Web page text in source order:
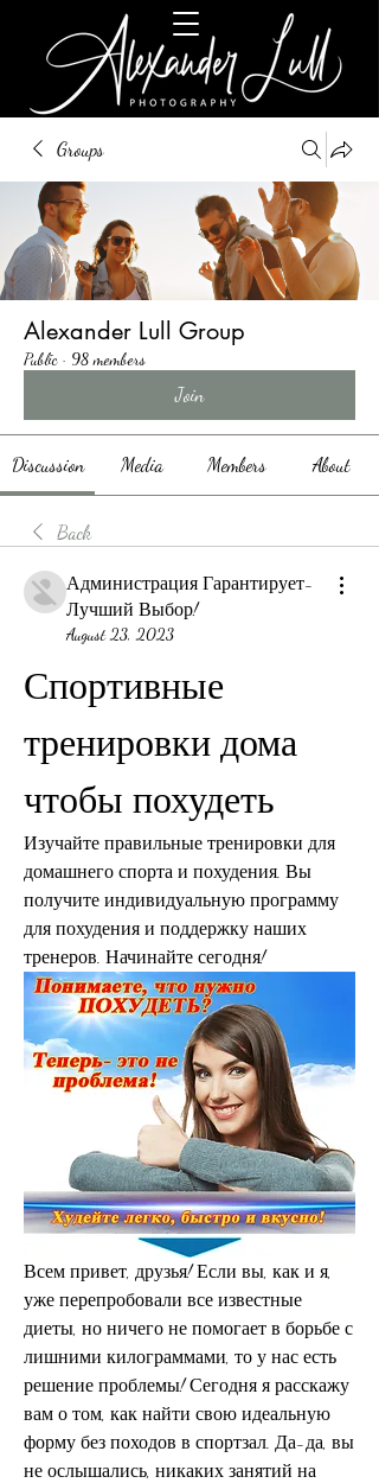
Groups
Alexander Lull Group
Public · 98 members
Join
Discussion Media Members About
Back
Администрация Гарантирует-
Лучший Выбор!
August 23, 2023
Спортивные
тренировки дома
чтобы похудеть
Изучайте правильные тренировки для
домашнего спорта и похудения. Вы
получите индивидуальную программу
для похудения и поддержку наших
тренеров. Начинайте сегодня!
Всем привет, друзья! Если вы, как и я,
уже перепробовали все известные
диеты, но ничего не помогает в борьбе с
лишними килограммами, то у нас есть
решение проблемы! Сегодня я расскажу
вам о том, как найти свою идеальную
форму без походов в спортзал. Да-да, вы
не ослышались, никаких занятий на